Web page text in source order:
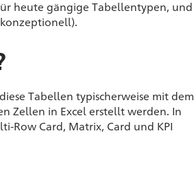
heute gängige Tabellentypen, und
Tabellen typischerweise mit dem
Zellen in Excel erstellt werden. In
Row Card, Matrix, Card und KPI